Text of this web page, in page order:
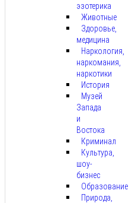
эзотерика
Животные
Здоровье,
медицина
Наркология,
наркомания,
наркотики
История
Музей
Запада
и
Востока
Криминал
Культура,
шоу-
бизнес
Образование
Природа,